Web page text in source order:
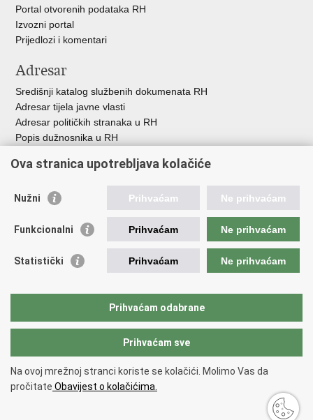
Portal otvorenih podataka RH
Izvozni portal
Prijedlozi i komentari
Adresar
Središnji katalog službenih dokumenata RH
Adresar tijela javne vlasti
Adresar političkih stranaka u RH
Popis dužnosnika u RH
Pozivi za žurnu pomoć
Važne poveznice
Strukturni i investicijski fondovi
Središnja agencija za financiranje i ugovaranje
Predstavništvo Europske komisije u Hrvatskoj
Europski parlament
Copyright © 2026 Ministarstvo regionalnoga razvoja i fondova Europske
unije.
Uvjeti korištenja.Izjava o pristupačnosti
Ova stranica upotrebljava kolačiće
Nužni Prihvaćam Ne prihvaćam
Funkcionalni Prihvaćam Ne prihvaćam
Statistički Prihvaćam Ne prihvaćam
Prihvaćam odabrane
Prihvaćam sve
Na ovoj mrežnoj stranci koriste se kolačići. Molimo Vas da
pročitate Obavijest o kolačićima.